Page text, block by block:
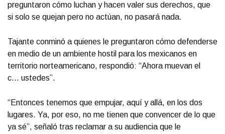
preguntaron cómo luchan y hacen valer sus derechos, que
si solo se quejan pero no actúan, no pasará nada.
Tajante conminó a quienes le preguntaron cómo defenderse
en medio de un ambiente hostil para los mexicanos en
territorio norteamericano, respondió: “Ahora muevan el
c... ustedes”.
“Entonces tenemos que empujar, aquí y allá, en los dos
lugares. Ya, por eso, no me tienen que convencer de lo que
ya sé”, señaló tras reclamar a su audiencia que le